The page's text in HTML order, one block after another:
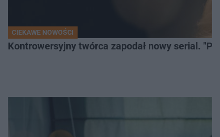
CIEKAWE NOWOŚCI
Kontrowersyjny twórca zapodał nowy serial.